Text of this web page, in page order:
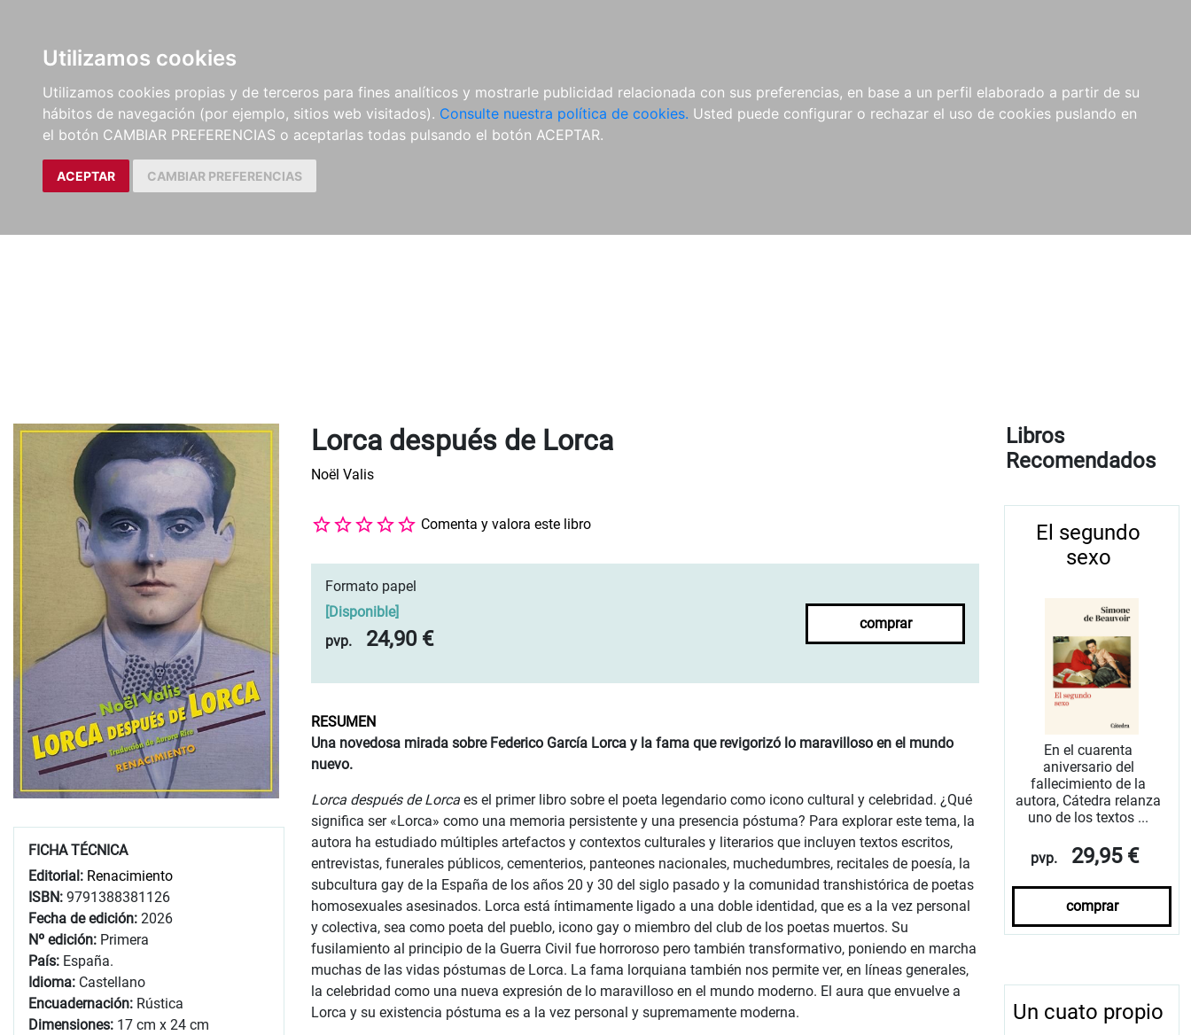
Utilizamos cookies
Utilizamos cookies propias y de terceros para fines analíticos y mostrarle publicidad relacionada con sus preferencias, en base a un perfil elaborado a partir de su
hábitos de navegación (por ejemplo, sitios web visitados). Consulte nuestra política de cookies. Usted puede configurar o rechazar el uso de cookies puslando en
el botón CAMBIAR PREFERENCIAS o aceptarlas todas pulsando el botón ACEPTAR.
ACEPTAR CAMBIAR PREFERENCIAS
FICHA TÉCNICA
Editorial: Renacimiento
ISBN: 9791388381126
Fecha de edición: 2026
Nº edición: Primera
País: España.
Idioma: Castellano
Encuadernación: Rústica
Dimensiones: 17 cm x 24 cm
Lorca después de Lorca
Noël Valis
Comenta y valora este libro
Formato papel
Disponible]
pvp.
24,90 €
comprar
RESUMEN
Una novedosa mirada sobre Federico García Lorca y la fama que revigorizó lo maravilloso en el mundo
nuevo.
Lorca después de Lorca es el primer libro sobre el poeta legendario como icono cultural y celebridad. ¿Qué
significa ser «Lorca» como una memoria persistente y una presencia póstuma? Para explorar este tema, la
autora ha estudiado múltiples artefactos y contextos culturales y literarios que incluyen textos escritos,
entrevistas, funerales públicos, cementerios, panteones nacionales, muchedumbres, recitales de poesía, la
subcultura gay de la España de los años 20 y 30 del siglo pasado y la comunidad transhistórica de poetas
homosexuales asesinados. Lorca está íntimamente ligado a una doble identidad, que es a la vez personal
y colectiva, sea como poeta del pueblo, icono gay o miembro del club de los poetas muertos. Su
fusilamiento al principio de la Guerra Civil fue horroroso pero también transformativo, poniendo en marcha
muchas de las vidas póstumas de Lorca. La fama lorquiana también nos permite ver, en líneas generales,
la celebridad como una nueva expresión de lo maravilloso en el mundo moderno. El aura que envuelve a
Lorca y su existencia póstuma es a la vez personal y supremamente moderna.
Libros
Recomendados
El segundo
sexo
En el cuarenta
aniversario del
fallecimiento de la
autora, Cátedra relanza
uno de los textos ...
pvp. 29,95 €
comprar
Un cuato propio